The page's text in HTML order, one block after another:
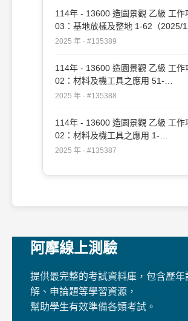
114年 - 13600 造園景觀 乙級 工作
03：基地放樣及整地 1-62（2025/
新）#135389
2025 年 · #135389
114年 - 13600 造園景觀 乙級 工作
02：材料及機工具之應用 51-
109（2025/12/19 更新）#135388
2025 年 · #135388
114年 - 13600 造園景觀 乙級 工作
02：材料及機工具之應用 1-
50（2025/12/19 更新）#135387
2025 年 · #135387
阿摩線上測驗
提供最完整的考試資料庫，包含歷年
解、申論題等學習資源，
幫助學生有效準備各類考試。